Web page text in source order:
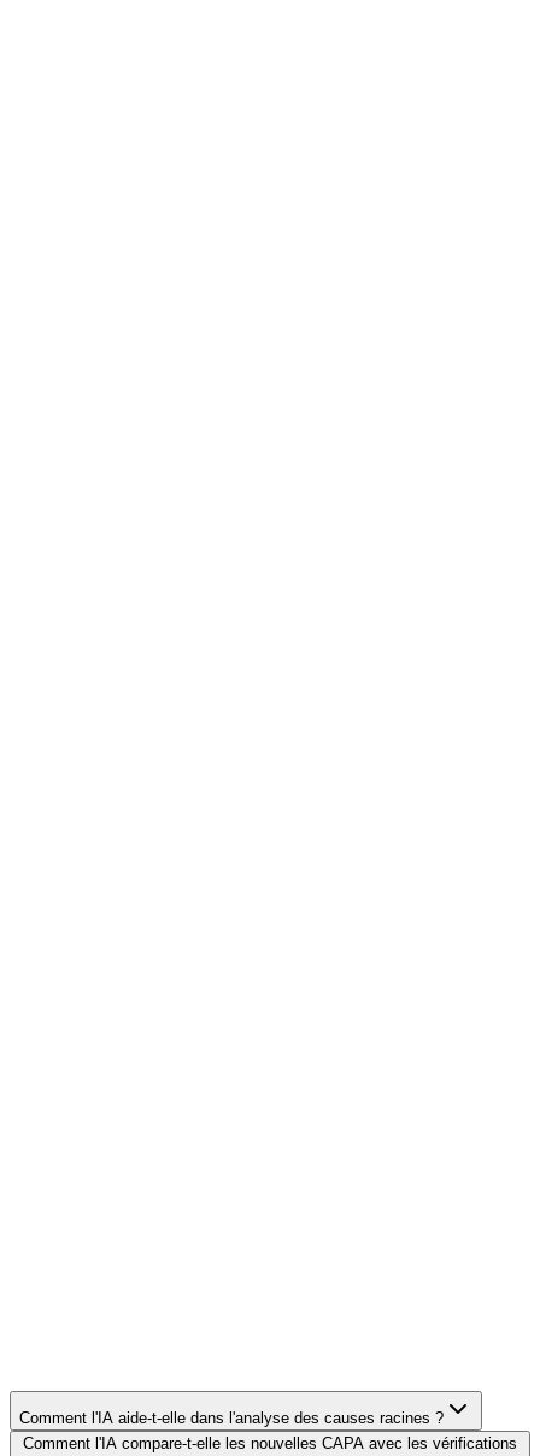
Comment l'IA aide-t-elle dans l'analyse des causes racines ?
Comment l'IA compare-t-elle les nouvelles CAPA avec les vérifications